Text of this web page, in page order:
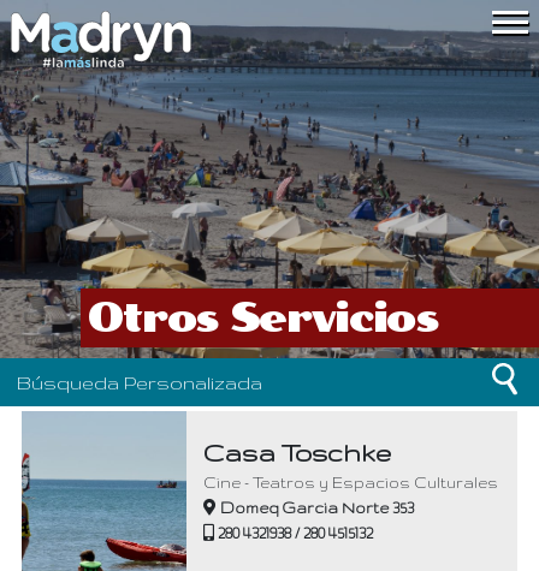
Otros Servicios
Casa Toschke
Cine - Teatros y Espacios Culturales
Domeq Garcia Norte 353
280 4321938 / 280 4515132
Búsqueda Personalizada